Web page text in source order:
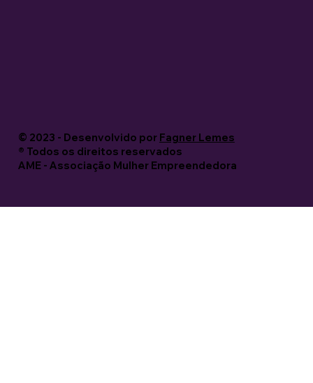
© 2023 - Desenvolvido por Fagner Lemes
®️ Todos os direitos reservados
AME - Associação Mulher Empreendedora